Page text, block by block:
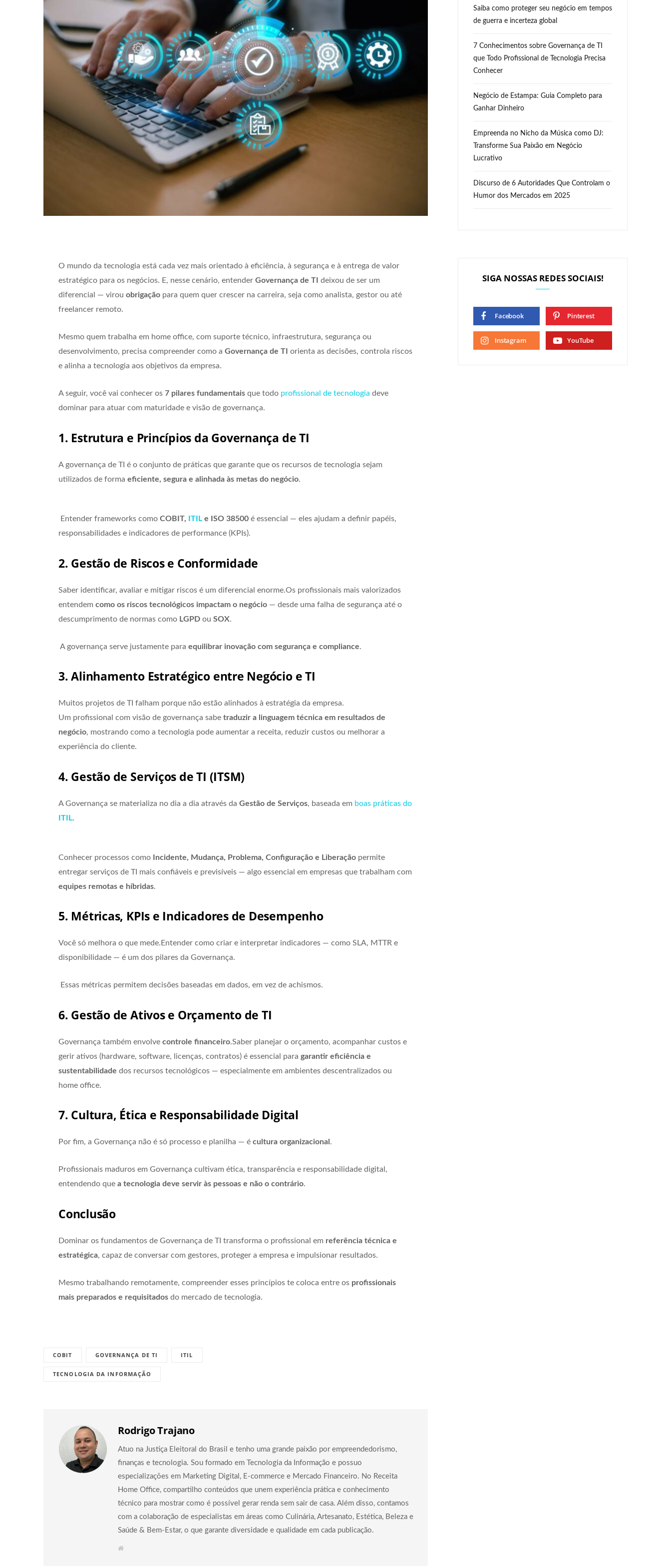
O mundo da tecnologia está cada vez mais orientado à eficiência, à segurança e à entrega de valor
estratégico para os negócios. E, nesse cenário, entender Governança de TI deixou de ser um
diferencial — virou obrigaçãopara quem quer crescer na carreira, seja como analista, gestor ou até
freelancer remoto.
Mesmo quem trabalha em home office, com suporte técnico, infraestrutura, segurança ou
desenvolvimento, precisa compreender como a Governança de TI orienta as decisões, controla riscos
e alinha a tecnologia aos objetivos da empresa.
A seguir, você vai conhecer os 7 pilares fundamentaisque todo profissional de tecnologia deve
dominar para atuar com maturidade e visão de governança.
1. Estrutura e Princípios da Governança de TI
A governança de TI é o conjunto de práticas que garante que os recursos de tecnologia sejam
utilizados de forma eficiente, segura e alinhada às metas do negócio.
Entender frameworks como COBIT, ITIL e ISO 38500é essencial — eles ajudam a definir papéis,
responsabilidades e indicadores de performance (KPIs).
2. Gestão de Riscos e Conformidade
Saber identificar, avaliar e mitigar riscos é um diferencial enorme.Os profissionais mais valorizados
entendem como os riscos tecnológicos impactam o negócio— desde uma falha de segurança até o
descumprimento de normas como LGPDou SOX.
A governança serve justamente para equilibrar inovação com segurança e compliance.
3. Alinhamento Estratégico entre Negócio e TI
Muitos projetos de TI falham porque não estão alinhados à estratégia da empresa.
Um profissional com visão de governança sabe traduzir a linguagem técnica em resultados de
negócio, mostrando como a tecnologia pode aumentar a receita, reduzir custos ou melhorar a
experiência do cliente.
4. Gestão de Serviços de TI (ITSM)
A Governança se materializa no dia a dia através da Gestão de Serviços, baseada em boas práticas do
ITIL.
Conhecer processos como Incidente, Mudança, Problema, Configuração e Liberaçãopermite
entregar serviços de TI mais confiáveis e previsíveis — algo essencial em empresas que trabalham com
equipes remotas e híbridas.
5. Métricas, KPIs e Indicadores de Desempenho
Você só melhora o que mede.Entender como criar e interpretar indicadores — como SLA, MTTR e
disponibilidade — é um dos pilares da Governança.
Essas métricas permitem decisões baseadas em dados, em vez de achismos.
6. Gestão de Ativos e Orçamento de TI
Governança também envolve controle financeiro.Saber planejar o orçamento, acompanhar custos e
gerir ativos (hardware, software, licenças, contratos) é essencial para garantir eficiência e
sustentabilidade dos recursos tecnológicos — especialmente em ambientes descentralizados ou
home office.
7. Cultura, Ética e Responsabilidade Digital
Por fim, a Governança não é só processo e planilha — é cultura organizacional .
Profissionais maduros em Governança cultivam ética, transparência e responsabilidade digital,
entendendo que a tecnologia deve servir às pessoas e não o contrário.
Conclusão
Dominar os fundamentos de Governança de TI transforma o profissional em referência técnica e
estratégica, capaz de conversar com gestores, proteger a empresa e impulsionar resultados.
Mesmo trabalhando remotamente, compreender esses princípios te coloca entre os profissionais
mais preparados e requisitadosdo mercado de tecnologia.
COBIT GOVERNANÇA DE TI ITIL
TECNOLOGIA DA INFORMAÇÃO
Rodrigo Trajano
Atuo na Justiça Eleitoral do Brasil e tenho uma grande paixão por empreendedorismo,
finanças e tecnologia. Sou formado em Tecnologia da Informação e possuo
especializações em Marketing Digital, E-commerce e Mercado Financeiro. No Receita
Home Office, compartilho conteúdos que unem experiência prática e conhecimento
técnico para mostrar como é possível gerar renda sem sair de casa. Além disso, contamos
com a colaboração de especialistas em áreas como Culinária, Artesanato, Estética, Beleza e
Saúde & Bem-Estar, o que garante diversidade e qualidade em cada publicação.
W
Saiba como proteger seu negócio em tempos
de guerra e incerteza global
7 Conhecimentos sobre Governança de TI
que Todo Profissional de Tecnologia Precisa
Conhecer
Negócio de Estampa: Guia Completo para
Ganhar Dinheiro
Empreenda no Nicho da Música como DJ:
Transforme Sua Paixão em Negócio
Lucrativo
Discurso de 6 Autoridades Que Controlam o
Humor dos Mercados em 2025
SIGA NOSSAS REDES SOCIAIS!
Facebook Pinterest
Instagram YouTube